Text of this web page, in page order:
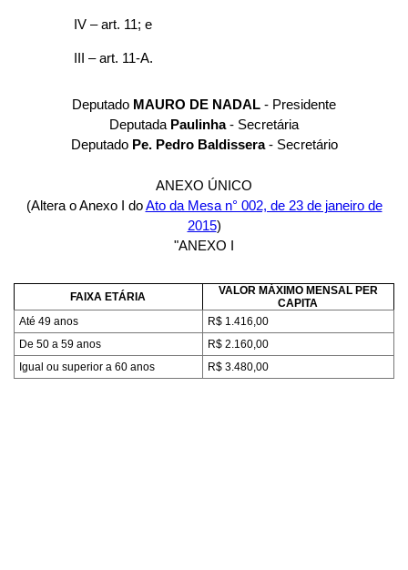
IV – art. 11; e
III – art. 11-A.
Deputado MAURO DE NADAL - Presidente
Deputada Paulinha- Secretária
Deputado Pe. Pedro Baldissera- Secretário
ANEXO ÚNICO
(Altera o Anexo I doAto da Mesa n° 002, de 23 de janeiro de
2015)
"ANEXO I
FAIXA ETÁRIA
VALOR MÁXIMO MENSAL PER
CAPITA
Até 49 anos
R$ 1.416,00
De 50 a 59 anos
R$ 2.160,00
Igual ou superior a 60 anos
R$ 3.480,00